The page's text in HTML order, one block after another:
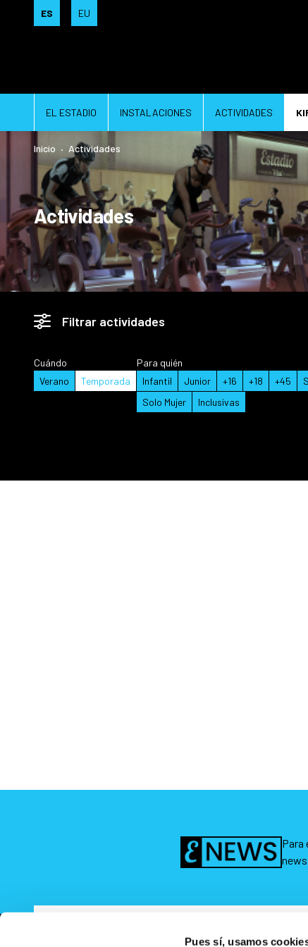
Pues sí, usamos
ES EU
EL ESTADIO INSTALACIONES ACTIVIDADES
Inicio Actividades
Actividades
Filtrar actividades
Cuándo
Verano
Temporada
Para quién
Infantil
Junior +16 +18 +45
Solo Mujer
Inclusivas
Para